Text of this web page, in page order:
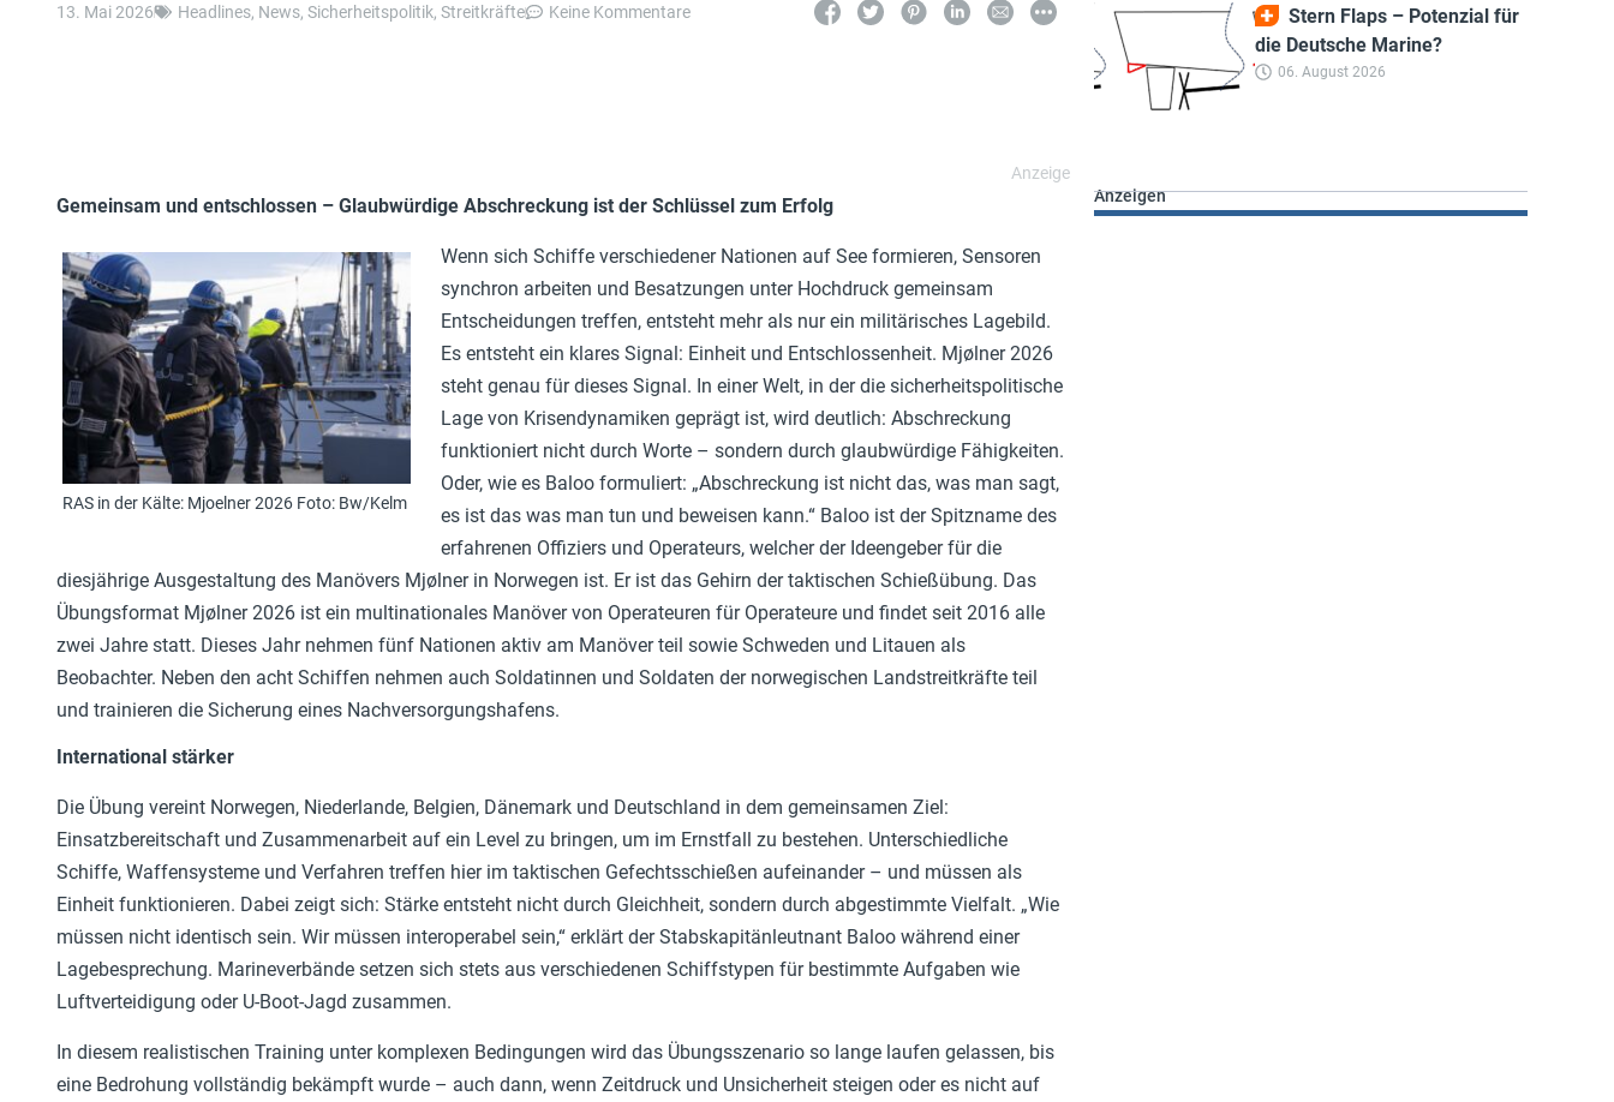
13. Mai 2026 Headlines, News, Sicherheitspolitik, Streitkräfte Keine Kommentare
Stern Flaps – Potenzial für
die Deutsche Marine?
06. August 2026
Gemeinsam und entschlossen – Glaubwürdige Abschreckung ist der Schlüssel zum Erfolg
RAS in der Kälte: Mjoelner 2026 Foto: Bw/Kelm
Wenn sich Schiffe verschiedener Nationen auf See formieren, Sensoren
synchron arbeiten und Besatzungen unter Hochdruck gemeinsam
Entscheidungen treffen, entsteht mehr als nur ein militärisches Lagebild.
Es entsteht ein klares Signal: Einheit und Entschlossenheit. Mjølner 2026
steht genau für dieses Signal. In einer Welt, in der die sicherheitspolitische
Lage von Krisendynamiken geprägt ist, wird deutlich: Abschreckung
funktioniert nicht durch Worte – sondern durch glaubwürdige Fähigkeiten.
Oder, wie es Baloo formuliert: „Abschreckung ist nicht das, was man sagt,
es ist das was man tun und beweisen kann.“ Baloo ist der Spitzname des
erfahrenen Offiziers und Operateurs, welcher der Ideengeber für die
diesjährige Ausgestaltung des Manövers Mjølner in Norwegen ist. Er ist das Gehirn der taktischen Schießübung. Das
Übungsformat Mjølner 2026 ist ein multinationales Manöver von Operateuren für Operateure und findet seit 2016 alle
zwei Jahre statt. Dieses Jahr nehmen fünf Nationen aktiv am Manöver teil sowie Schweden und Litauen als
Beobachter. Neben den acht Schiffen nehmen auch Soldatinnen und Soldaten der norwegischen Landstreitkräfte teil
und trainieren die Sicherung eines Nachversorgungshafens.
International stärker
Die Übung vereint Norwegen, Niederlande, Belgien, Dänemark und Deutschland in dem gemeinsamen Ziel:
Einsatzbereitschaft und Zusammenarbeit auf ein Level zu bringen, um im Ernstfall zu bestehen. Unterschiedliche
Schiffe, Waffensysteme und Verfahren treffen hier im taktischen Gefechtsschießen aufeinander – und müssen als
Einheit funktionieren. Dabei zeigt sich: Stärke entsteht nicht durch Gleichheit, sondern durch abgestimmte Vielfalt. „Wie
müssen nicht identisch sein. Wir müssen interoperabel sein,“ erklärt der Stabskapitänleutnant Baloo während einer
Lagebesprechung. Marineverbände setzen sich stets aus verschiedenen Schiffstypen für bestimmte Aufgaben wie
Luftverteidigung oder U-Boot-Jagd zusammen.
In diesem realistischen Training unter komplexen Bedingungen wird das Übungsszenario so lange laufen gelassen, bis
eine Bedrohung vollständig bekämpft wurde – auch dann, wenn Zeitdruck und Unsicherheit steigen oder es nicht auf
Anzeigen